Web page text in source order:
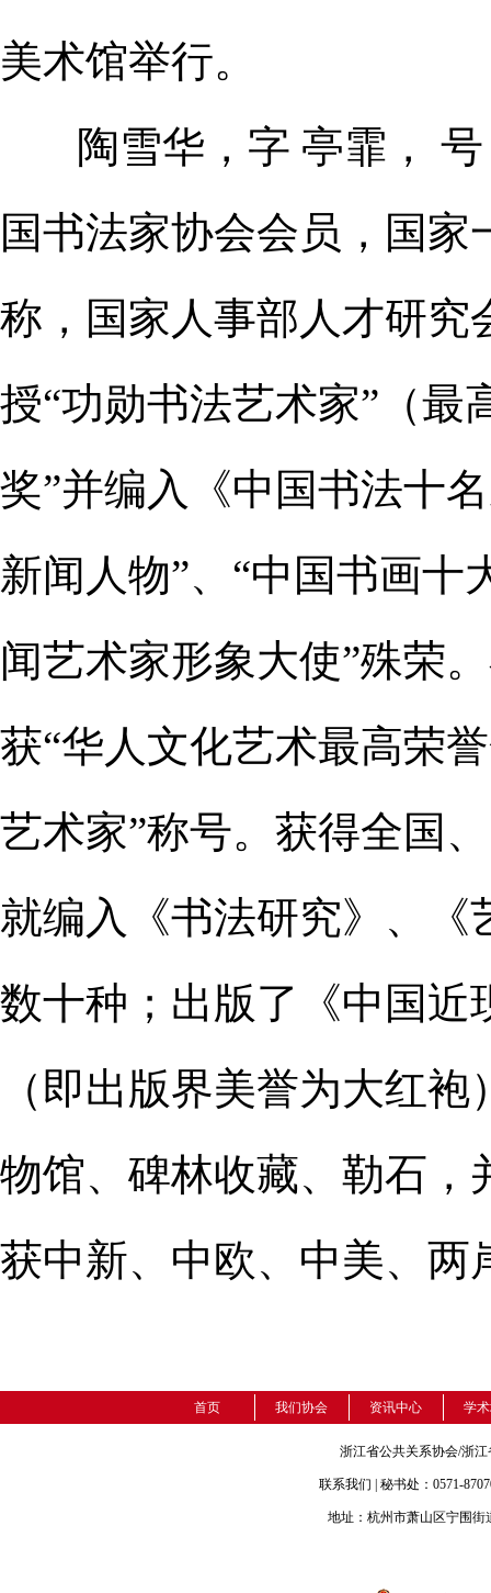
美术馆举行。
陶雪华，字 亭霏， 号
国书法家协会会员，国
称，国家人事部人才研究
授“功勋书法艺术家”（最
奖”并编入《中国书法十
新闻人物”、“中国书画十
闻艺术家形象大使”殊荣
获“华人文化艺术最高荣
艺术家”称号。获得全国
就编入《书法研究》、《
数十种；出版了《中国
（即出版界美誉为大红
物馆、碑林收藏、勒石，
获中新、中欧、中美、两
首页 我们协会 资讯中心 学
浙江省公共关系协会/浙
联系我们 | 秘书处：0571-
地址：杭州市萧山区宁围街